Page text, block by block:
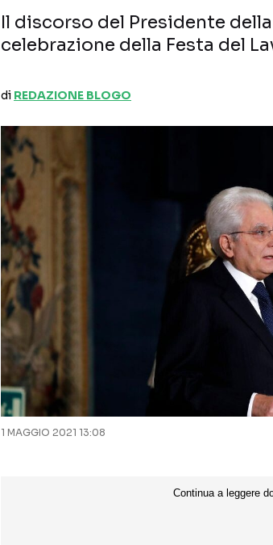
Il discorso del Presidente
celebrazione della Festa del
di REDAZIONE BLOGO
1 MAGGIO 2021 13:08